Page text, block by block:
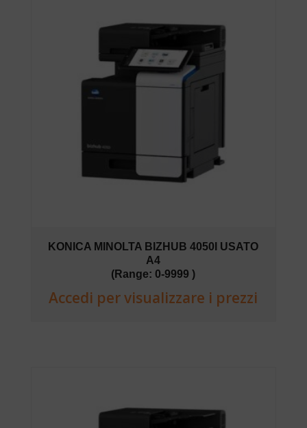
KONICA MINOLTA BIZHUB 4050I USATO
A4
(Range: 0-9999 )
Accedi per visualizzare i prezzi